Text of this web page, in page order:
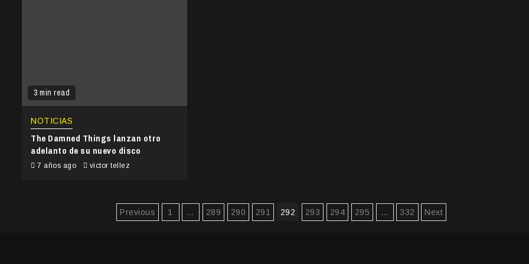
3 min read
NOTICIAS
The Damned Things lanzan otro
adelanto de su nuevo disco
7 años ago victor tellez
Paginación
Previous 1 … 289 290 291 292 293 294 295 … 332 Next